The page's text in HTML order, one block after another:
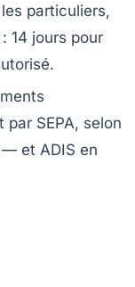
particuliers,
14 jours pour
par SEPA, selon
— et ADIS en